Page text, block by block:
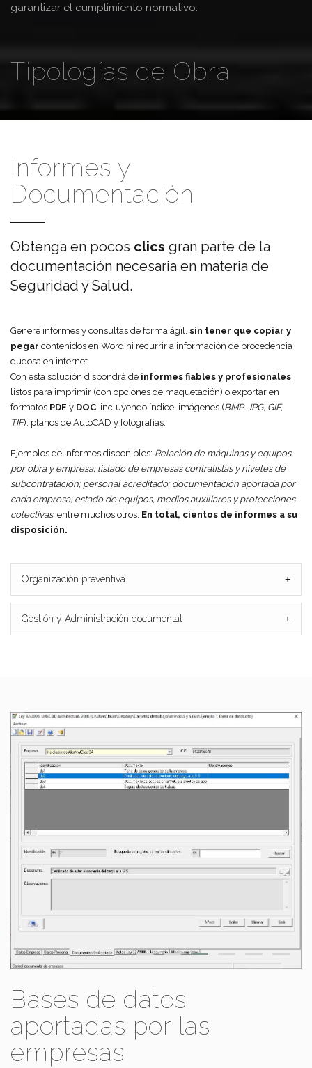
garantizar el cumplimiento normativo.
Tipologías de Obra
Informes y
Documentación
Obtenga en pocos clics gran parte de la
documentación necesaria en materia de
Seguridad y Salud.
Genere informes y consultas de forma ágil, sin tener que copiar y
pegar contenidos en Word ni recurrir a información de procedencia
dudosa en internet.
Con esta solución dispondrá de informes fiables y profesionales
listos para imprimir (con opciones de maquetación) o exportar en
formatos PDF y DOC , incluyendo índice, imágenes (BMP, JPG, GIF,
TIF), planos de AutoCAD y fotografías.
Ejemplos de informes disponibles: Relación de máquinas y equipos
por obra y empresa; listado de empresas contratistas y niveles de
subcontratación; personal acreditado; documentación aportada por
cada empresa; estado de equipos, medios auxiliares y protecciones
colectivas, entre muchos otros. En total, cientos de informes a su
disposición.
Organización preventiva +
Gestión y Administración documental +
Bases de datos
aportadas por las
empresas